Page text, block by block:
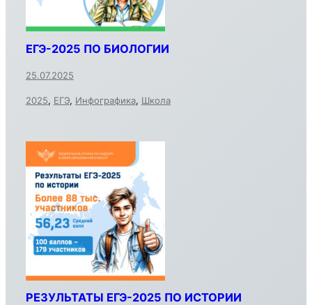
ЕГЭ-2025 ПО БИОЛОГИИ
25.07.2025
2025, ЕГЭ, Инфографика, Школа
РЕЗУЛЬТАТЫ ЕГЭ-2025 ПО ИСТОРИИ